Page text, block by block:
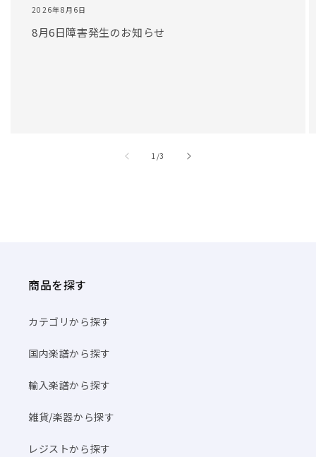
2026年8月6日
8月6日障害発生のお知らせ
1 //3
商品を探す
カテゴリから探す
国内楽譜から探す
輸入楽譜から探す
雑貨/楽器から探す
レジストから探す